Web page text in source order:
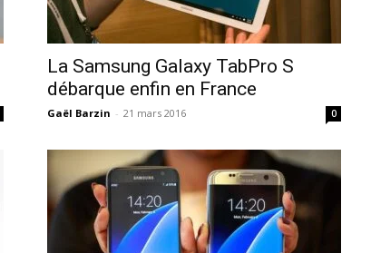
La Samsung Galaxy TabPro S
débarque enfin en France
Gaël Barzin - 21 mars 2016 0